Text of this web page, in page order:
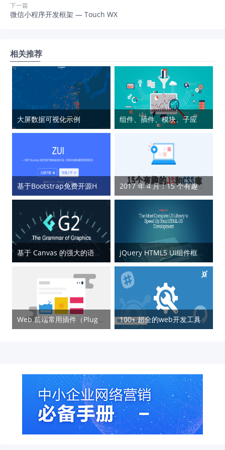
下一篇
微信小程序开发框架 — Touch WX
相关推荐
大屏数据可视化示例 组件、插件、模块、子应用、库、框架等概念辨析
基于Bootstrap免费开源HTML5跨屏框架 — ZUI 2017 年 4 月：15 个有趣的 JS 和 CSS 库
基于 Canvas 的强大的语义化图表 – G2 jQuery HTML5 UI组件框架 – Kendo UI
Web 前端常用插件（Plugins）整理 100+ 超全的web开发工具和资源